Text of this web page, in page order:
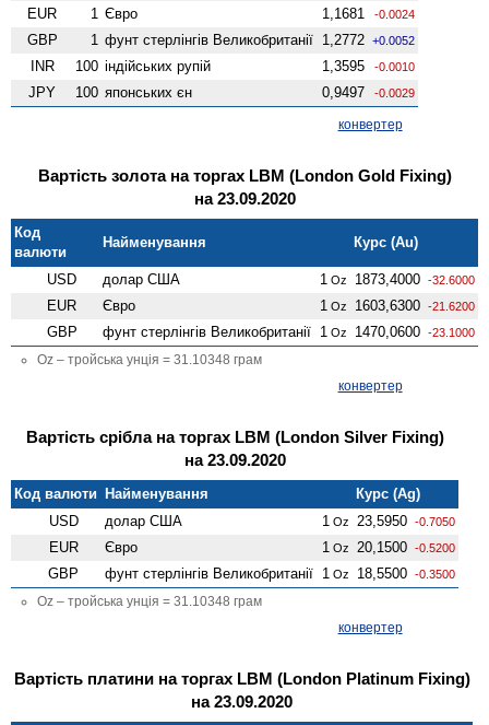
EUR 1 Євро 1,1681 -0.0024
GBP 1 фунт стерлінгів Велико­британії 1,2772 +0.0052
INR 100 індійських рупій 1,3595 -0.0010
JPY 100 японських єн 0,9497 -0.0029
конвертер
Вартість золота на торгах LBM (London Gold Fixing)
на 23.09.2020
Код
валюти
Найменування Курс (Au)
USD долар США 1 Oz 1873,4000 -32.6000
EUR Євро 1 Oz 1603,6300 -21.6200
GBP фунт стерлінгів Велико­британії 1 Oz 1470,0600 -23.1000
Oz – тройська унція = 31.10348 грам
конвертер
Вартість срібла на торгах LBM (London Silver Fixing)
на 23.09.2020
Код валюти Найменування
Курс (Ag)
USD
долар США 1 Oz 23,5950 -0.7050
EUR Євро 1 Oz 20,1500 -0.5200
GBP фунт стерлінгів Велико­британії 1 Oz 18,5500 -0.3500
Oz – тройська унція = 31.10348 грам
конвертер
Вартість платини на торгах LBM (London Platinum Fixing)
на 23.09.2020